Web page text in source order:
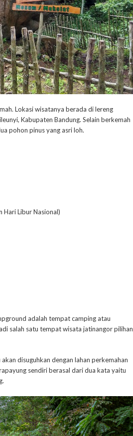
Lokasi wisatanya berada di lereng
Kabupaten Bandung. Selain berkemah
pohon pinus yang asri loh.
Libur Nasional)
adalah tempat camping atau
salah satu tempat wisata jatinangor pilihan
disuguhkan dengan lahan perkemahan
sendiri berasal dari dua kata yaitu